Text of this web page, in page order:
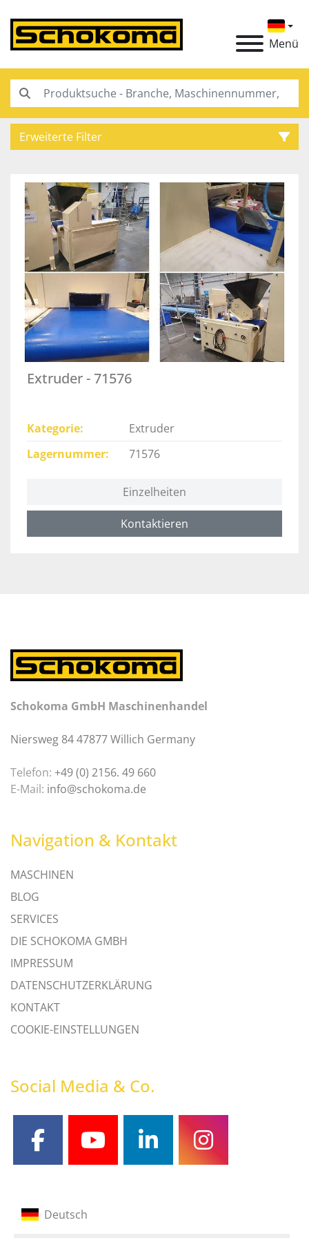
Menü
Erweiterte Filter
Hersteller
Extruder - 71576
Kategorie
Extruder
Lagernummer
71576
Einzelheiten
Kontaktieren
Schokoma GmbH Maschinenhandel
Niersweg 84 47877 Willich Germany
Telefon: +49 (0) 2156. 49 660
E-Mail: info@schokoma.de
Navigation & Kontakt
MASCHINEN
BLOG
SERVICES
DIE SCHOKOMA GMBH
IMPRESSUM
DATENSCHUTZERKLÄRUNG
KONTAKT
COOKIE-EINSTELLUNGEN
Social Media & Co.
facebookyoutubelinkedininstagram
Deutsch